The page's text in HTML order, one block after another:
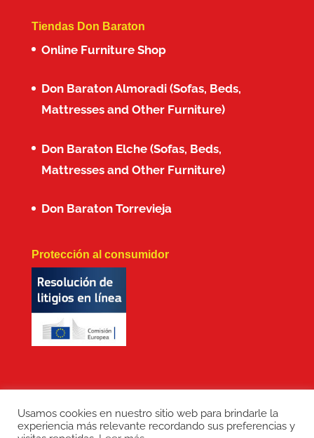
Tiendas Don Baraton
Online Furniture Shop
Don Baraton Almoradi (Sofas, Beds,
Mattresses and Other Furniture)
Don Baraton Elche (Sofas, Beds,
Mattresses and Other Furniture)
Don Baraton Torrevieja
Protección al consumidor
Copyright: Don Baraton © 2017 · Branding,
Usamos cookies en nuestro sitio web para brindarle la
experiencia más relevante recordando sus preferencias y